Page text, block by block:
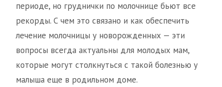
периоде, но груднички по молочнице бьют все
рекорды. С чем это связано и как обеспечить
лечение молочницы у новорожденных — эти
вопросы всегда актуальны для молодых мам,
которые могут столкнуться с такой болезнью у
малыша еще в родильном доме.